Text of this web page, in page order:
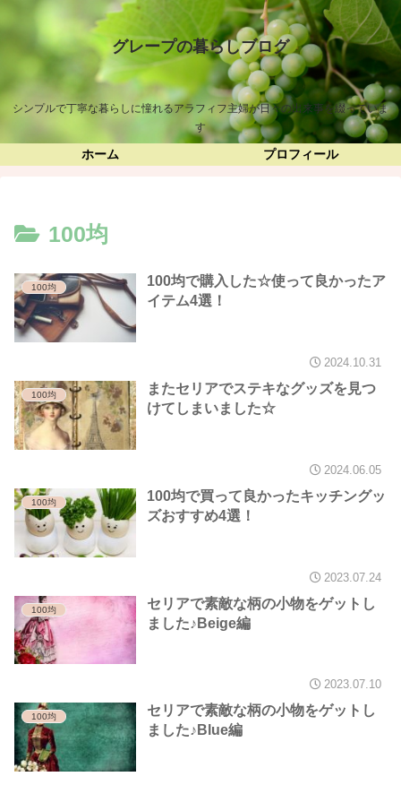
グレープの暮らしブログ
シンプルで丁寧な暮らしに憧れるアラフィフ主婦が日々の出来事を綴っていま
す
ホーム プロフィール
100均
100均
100均で購入した☆使って良かったア
イテム4選！
2024.10.31
100均
またセリアでステキなグッズを見つ
けてしまいました☆
2024.06.05
100均
100均で買って良かったキッチングッ
ズおすすめ4選！
2023.07.24
100均
セリアで素敵な柄の小物をゲットし
ました♪Beige編
2023.07.10
100均
セリアで素敵な柄の小物をゲットし
ました♪Blue編